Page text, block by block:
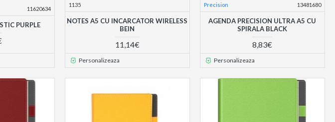
11620634
PURPLE
1135
NOTES A5 CU INCARCATOR WIRELESS
BEIN
11,14€
Personalizeaza
Precision 13481680
AGENDA PRECISION ULTRA A5 CU
SPIRALA BLACK
8,83€
Personalizeaza